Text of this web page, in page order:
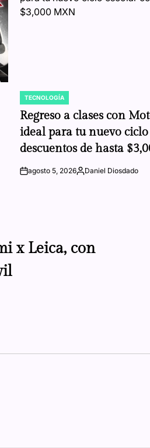
POSTED
IN
TECNOLOGÍA
Regreso a clases con
ideal para tu nuevo
descuentos de hasta
onagosto 5, 2026Posted
Daniel Diosdado
x Leica, con